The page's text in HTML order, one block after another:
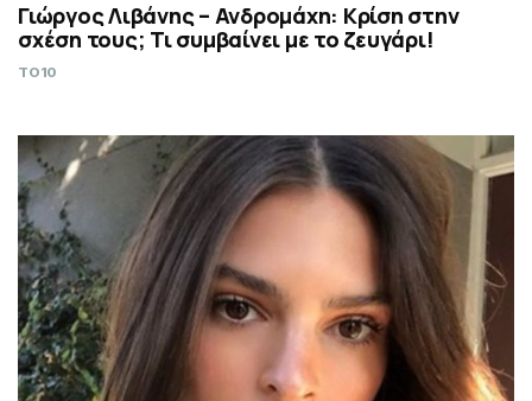
Γιώργος Λιβάνης – Ανδρομάχη: Κρίση στην
σχέση τους; Τι συμβαίνει με το ζευγάρι!
TO10